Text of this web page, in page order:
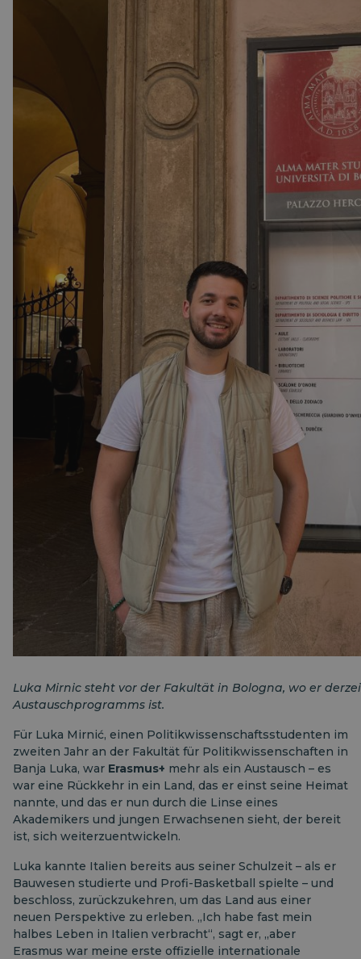
Luka Mirnic steht vor der Fakultät in Bologna, wo er
Austauschprogramms ist.
Für Luka Mirnić, einen Politikwissenschaftsstudenten im
zweiten Jahr an der Fakultät für Politikwissenschaften in
Banja Luka, war Erasmus+ mehr als ein Austausch – es
war eine Rückkehr in ein Land, das er einst seine Heimat
nannte, und das er nun durch die Linse eines
Akademikers und jungen Erwachsenen sieht, der bereit
ist, sich weiterzuentwickeln.
Luka kannte Italien bereits aus seiner Schulzeit – als er
Bauwesen studierte und Profi-Basketball spielte – und
beschloss, zurückzukehren, um das Land aus einer
neuen Perspektive zu erleben. „Ich habe fast mein
halbes Leben in Italien verbracht“, sagt er, „aber
Erasmus war meine erste offizielle internationale